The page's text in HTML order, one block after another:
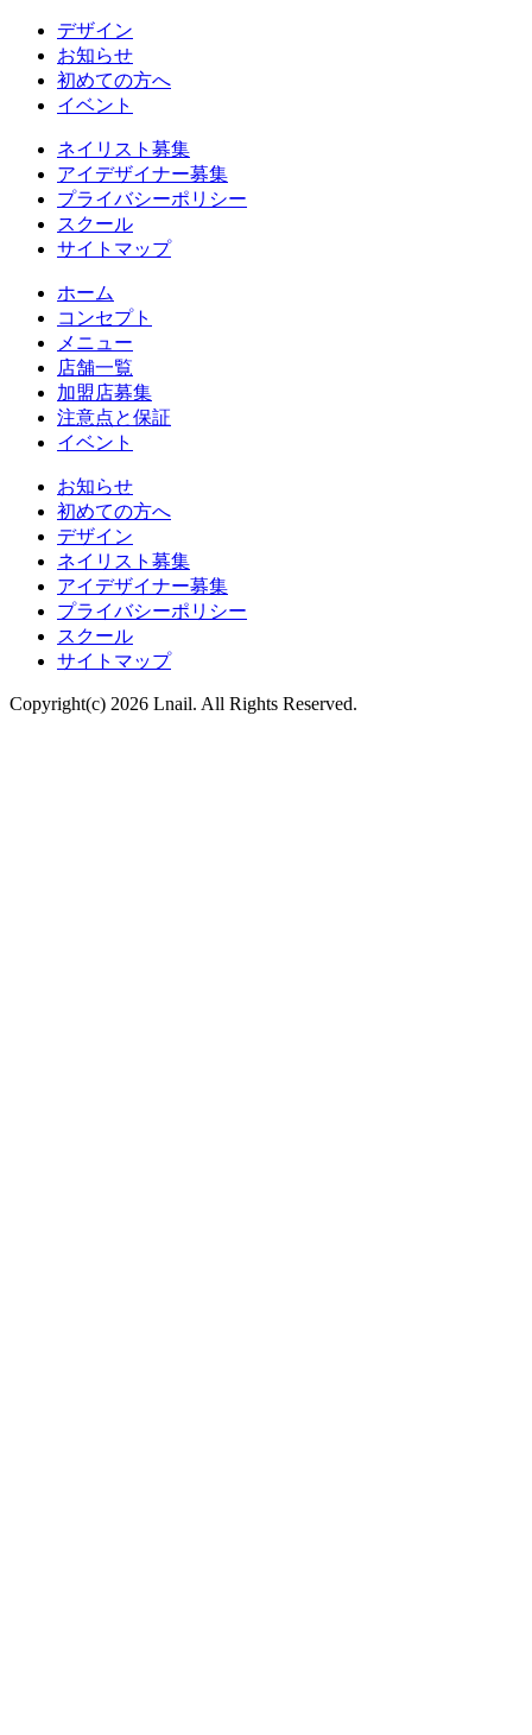
デザイン
お知らせ
初めての方へ
イベント
ネイリスト募集
アイデザイナー募集
プライバシーポリシー
スクール
サイトマップ
ホーム
コンセプト
メニュー
店舗一覧
加盟店募集
注意点と保証
イベント
お知らせ
初めての方へ
デザイン
ネイリスト募集
アイデザイナー募集
プライバシーポリシー
スクール
サイトマップ
Copyright(c) 2026 Lnail. All Rights Reserved.